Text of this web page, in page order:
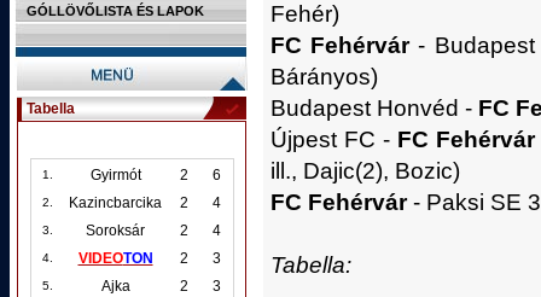
GÓLLÖVŐLISTA ÉS LAPOK
Tabella
1. Gyirmót 2 6
2. Kazincbarcika 2 4
3. Soroksár 2 4
4. VIDEOTON 2 3
5. Ajka 2 3
Fehér)
FC Fehérvár- Budapest
Bárányos)
Budapest Honvéd - FC
Újpest FC - FC Fehérvár
ill., Dajic(2), Bozic)
FC Fehérvár- Paksi SE
Tabella: